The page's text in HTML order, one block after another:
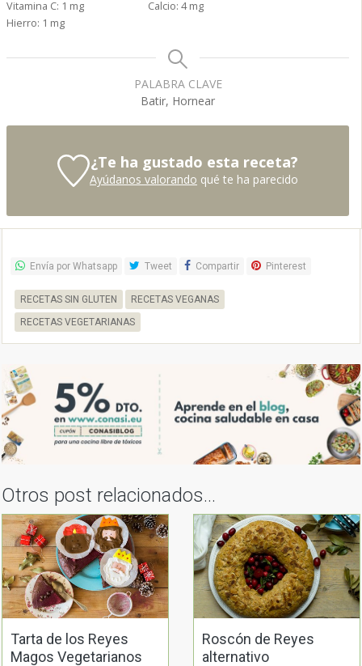
Vitamina C: 1 mg Calcio: 4 mg
Hierro: 1 mg
PALABRA CLAVE
Batir, Hornear
¿Te ha gustado esta receta?
Ayúdanos valorando qué te ha parecido
Envía por Whatsapp Tweet Compartir Pinterest
RECETAS SIN GLUTEN
RECETAS VEGANAS
RECETAS VEGETARIANAS
Otros post relacionados...
Tarta de los Reyes
Magos Vegetarianos
Roscón de Reyes
alternativo